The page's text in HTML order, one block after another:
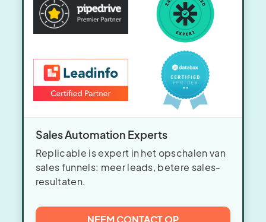
Sales Automation Experts
Replicable is expert in het opschalen van
sales funnels: meer leads, betere sales-
resultaten.
NEEM CONTACT OP